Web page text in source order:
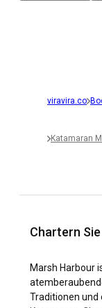
viravira.co
Katamaran
Chartern
Marsh Harbour
Traditionen und